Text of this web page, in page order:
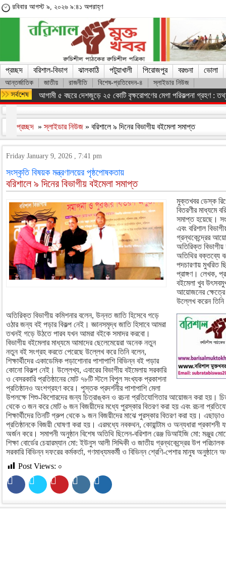
রবিবার আগস্ট ৯, ২০২৬ ৯:৪১ অপরাহ্ণ
প্রচ্ছদ বরিশাল-বিভাগ ঝালকাঠি পটুয়াখালী পিরোজপুর বরগুনা ভোলা
আন্তর্জাতিক জাতীয় রাজনীতি বিশেষ-প্রতিবেদন-৪ স্লাইডার নিউজ
আগামী ৫ বছরে দেশজুড়ে ২৫ কোটি বৃক্ষরোপণের মেগা পরিকল্পনা গ্রহণ :
প্রচ্ছদ »স্লাইডার নিউজ » বরিশালে ৯ দিনের বিভাগীয় বইমেলা সমাপ্ত
Friday January 9, 2026 , 7:41 pm
সংস্কৃতি বিষয়ক মন্ত্রণালয়ের পৃষ্ঠপোষকতায়
বরিশালে ৯ দিনের বিভাগীয় বইমেলা সমাপ্ত
মুক্তখবর ডেস্ক
বিতরণীর মাধ্যমে
সমাপ্ত হয়েছে।
এবং বরিশাল
গ্রন্থকেন্দ্রের
অতিরিক্ত
অতিথির বক্তব্যে
পদচারণায় মুখরিত
প্রাঙ্গণ। লেখক,
বইমেলা খুব
আয়োজনের ক্ষেত্রে
উল্লেখ করেন
অতিরিক্ত বিভাগীয় কমিশনার বলেন, উন্নত জাতি হিসেবে গড়ে
ওঠার জন্য বই পড়ার বিকল্প নেই। জ্ঞানসমৃদ্ধ জাতি হিসাবে আমরা
তখনই গড়ে উঠতে পারব যখন আমরা বইকে সমাদর করবো।
বিভাগীয় বইমেলার মাধ্যমে আমাদের ছেলেমেয়েরা অনেক নতুন
নতুন বই সংগ্রহ করতে পেরেছে উল্লেখ করে তিনি বলেন,
শিক্ষার্থীদের একাডেমিক পড়াশোনার পাশাপাশি বিভিন্ন বই পড়ার
কোনো বিকল্প নেই। উল্লেখ্য, এবারের বিভাগীয় বইমেলায় সরকারি
ও বেসরকারি প্রতিষ্ঠানের মোট ৭৮টি স্টলে বিপুল সংখ্যক প্রকাশনা
প্রতিষ্ঠানও অংশগ্রহণ করে। পুস্তক প্রদর্শনীর পাশাপাশি মেলা
উপলক্ষে শিশু-কিশোরদের জন্য চিত্রাঙ্কন ও রচনা প্রতিযোগিতার আয়োজন করা হয়।
থেকে ৩ জন করে মোট ৬ জন বিজয়ীদের মধ্যে পুরস্কার বিতরণ করা হয় এবং রচনা
শিক্ষার্থীদের তিনটি গ্রুপ থেকে ৯ জন বিজয়ীদের মাঝে পুরস্কার বিতরণ করা হয়।
প্রতিষ্ঠানকে বিজয়ী ঘোষণা করা হয়। এরমধ্যে নবকথন, কোয়ান্টাম ও অন্যধারা প্রকাশনী
অর্জন করে। সমাপনী অনুষ্ঠান বিশেষ অতিথি ছিলেন-বরিশাল রেঞ্জ ডিআইজি মো: মঞ্জুর
শিক্ষা বোর্ডের চেয়ারম্যান মো: ইউনুস আলী সিদ্দিকী ও জাতীয় গ্রন্থকেন্দ্রের উপ
সরকারি বিভিন্ন দফরের কর্মকর্তা, গণমাধ্যমকর্মী ও বিভিন্ন শ্রেণি-পেশার মানুষ
Post Views: ০